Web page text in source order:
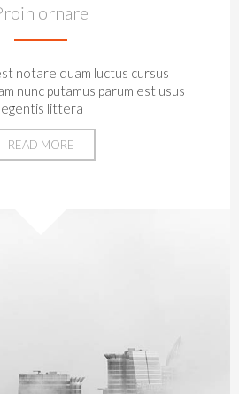
ornare
notare quam luctus cursus
nunc putamus parum est usus
legentis littera
READ MORE